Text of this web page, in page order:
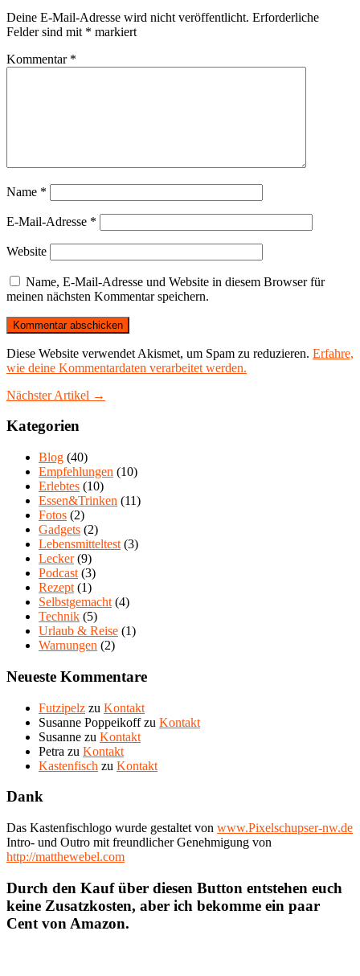
Deine E-Mail-Adresse wird nicht veröffentlicht. Erforderliche
Felder sind mit * markiert
Kommentar *
Name *
E-Mail-Adresse *
Website
Name, E-Mail-Adresse und Website in diesem Browser für
meinen nächsten Kommentar speichern.
Diese Website verwendet Akismet, um Spam zu reduzieren. Erfahre,
wie deine Kommentardaten verarbeitet werden.
Nächster Artikel →
Kategorien
Blog (40)
Empfehlungen (10)
Erlebtes (10)
Essen&Trinken (11)
Fotos (2)
Gadgets (2)
Lebensmitteltest (3)
Lecker(9)
Podcast (3)
Rezept (1)
Selbstgemacht (4)
Technik (5)
Urlaub & Reise (1)
Warnungen (2)
Neueste Kommentare
Futzipelz zu Kontakt
Susanne Poppeikoffzu Kontakt
Susanne zu Kontakt
Petra zu Kontakt
Kastenfisch zu Kontakt
Dank
Das Kastenfischlogo wurde gestaltet von www.Pixelschupser-nw.de
Intro- und Outro mit freundlicher Genehmigung von
http://matthewebel.com
Durch den Kauf über diesen Button entstehen euch
keine Zusatzkosten, aber ich bekomme ein paar
Cent von Amazon.